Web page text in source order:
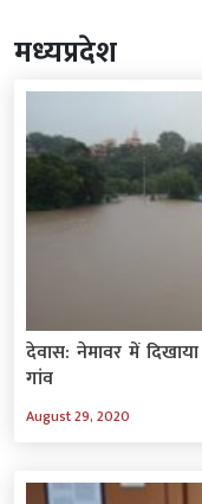
मध्‍यप्रदेश
देवास: नेमावर में
गांव
August 29, 2020